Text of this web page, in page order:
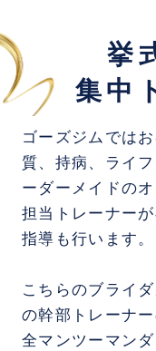
挙
集中
ゴーズジムでは
質、持病、ライ
ーダーメイドの
担当トレーナー
指導も行います。
こちらのブライ
の幹部トレーナ
全マンツーマン